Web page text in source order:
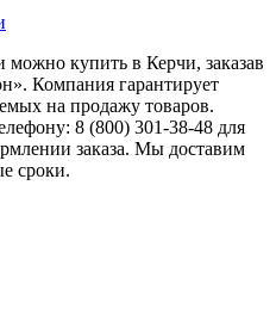
можно купить в Керчи, заказав
Компания гарантирует
на продажу товаров.
8 (800) 301-38-48 для
заказа. Мы доставим
сроки.